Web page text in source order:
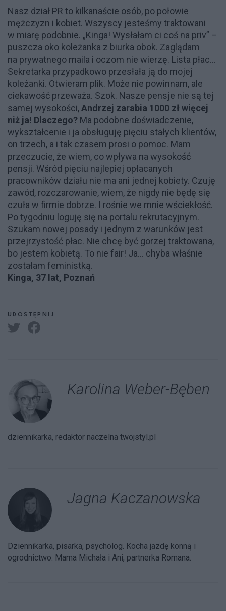
Nasz dział PR to kilkanaście osób, po połowie
mężczyzn i kobiet. Wszyscy jesteśmy traktowani
w miarę podobnie. „Kinga! Wysłałam ci coś na priv” –
puszcza oko koleżanka z biurka obok. Zaglądam
na prywatnego maila i oczom nie wierzę. Lista płac...
Sekretarka przypadkowo przesłała ją do mojej
koleżanki. Otwieram plik. Może nie powinnam, ale
ciekawość przeważa. Szok. Nasze pensje nie są tej
samej wysokości,Andrzej zarabia 1000 zł więcej
niż ja! Dlaczego? Ma podobne doświadczenie,
wykształcenie i ja obsługuję pięciu stałych klientów,
on trzech, a i tak czasem prosi o pomoc. Mam
przeczucie, że wiem, co wpływa na wysokość
pensji. Wśród pięciu najlepiej opłacanych
pracowników działu nie ma ani jednej kobiety. Czuję
zawód, rozczarowanie, wiem, że nigdy nie będę się
czuła w firmie dobrze. I rośnie we mnie wściekłość.
Po tygodniu loguję się na portalu rekrutacyjnym.
Szukam nowej posady i jednym z warunków jest
przejrzystość płac. Nie chcę być gorzej traktowana,
bo jestem kobietą. To nie fair! Ja... chyba właśnie
zostałam feministką.
Kinga, 37 lat, Poznań
UDOSTĘPNIJ
Karolina Weber-Bęben
dziennikarka, redaktor naczelna twojstyl.pl
Jagna Kaczanowska
Dziennikarka, pisarka, psycholog. Kocha jazdę konną i
ogrodnictwo. Mama Michała i Ani, partnerka Romana.